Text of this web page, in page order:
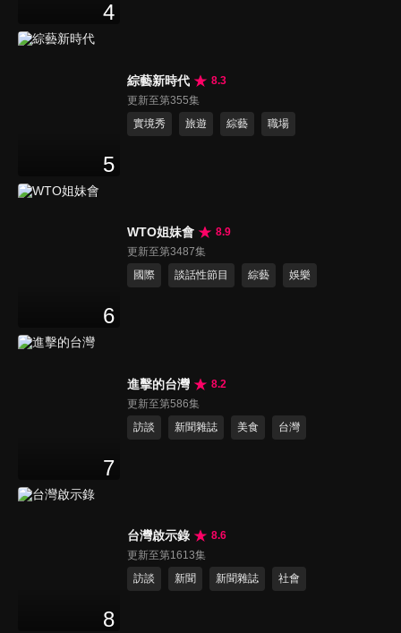
4
5
綜藝新時代
8.3
更新至第355集
實境秀
旅遊 綜藝 職場
6
WTO姐妹會
8.9
更新至第3487集
國際
談話性節目 綜藝 娛樂
7
進擊的台灣
8.2
更新至第586集
訪談
新聞雜誌 美食 台灣
8
台灣啟示錄
8.6
更新至第1613集
訪談
新聞 新聞雜誌 社會